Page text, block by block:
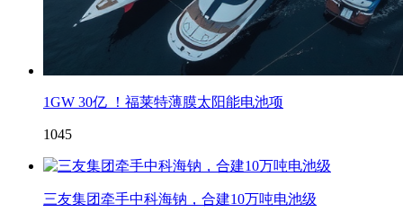
1GW 30亿 ！福莱特薄膜太阳能电池项
1045
三友集团牵手中科海钠，合建10万吨电池级